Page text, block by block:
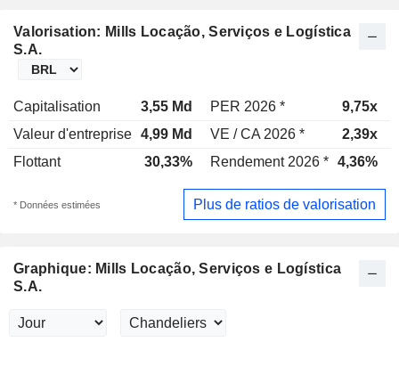
Valorisation: Mills Locação, Serviços e Logística
S.A.
Capitalisation 3,55 Md PER 2026 * 9,75x
Valeur d'entreprise 4,99 Md VE / CA 2026 * 2,39x
Flottant
30,33% Rendement 2026 * 4,36%
* Données estimées Plus de ratios de valorisation
Graphique: Mills Locação, Serviços e Logística
S.A.